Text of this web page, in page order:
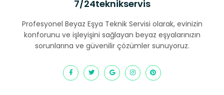
7/24teknikservis
Profesyonel Beyaz Eşya Teknik Servisi olarak, evinizin
konforunu ve işleyişini sağlayan beyaz eşyalarınızın
sorunlarına ve güvenilir çözümler sunuyoruz.